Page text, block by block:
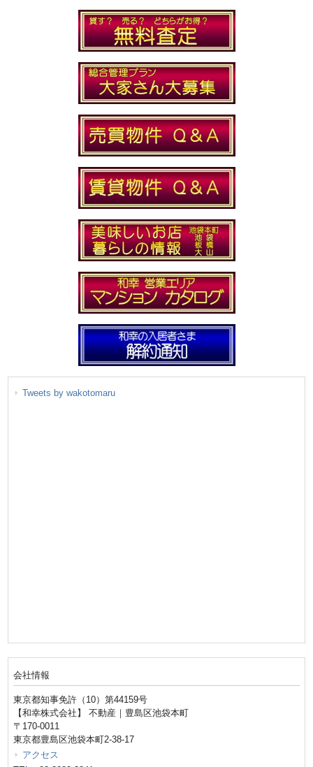
Tweets by wakotomaru
会社情報
東京都知事免許（10）第44159号
【和幸株式会社】 不動産｜豊島区池袋本町
〒170-0011
東京都豊島区池袋本町2-38-17
アクセス